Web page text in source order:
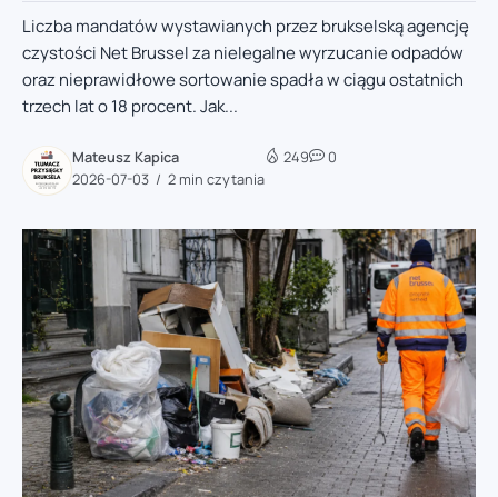
Liczba mandatów wystawianych przez brukselską agencję
czystości Net Brussel za nielegalne wyrzucanie odpadów
oraz nieprawidłowe sortowanie spadła w ciągu ostatnich
trzech lat o 18 procent. Jak...
Mateusz Kapica
2026-07-03
2 min czytania
249 0